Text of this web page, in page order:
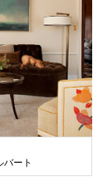
バート